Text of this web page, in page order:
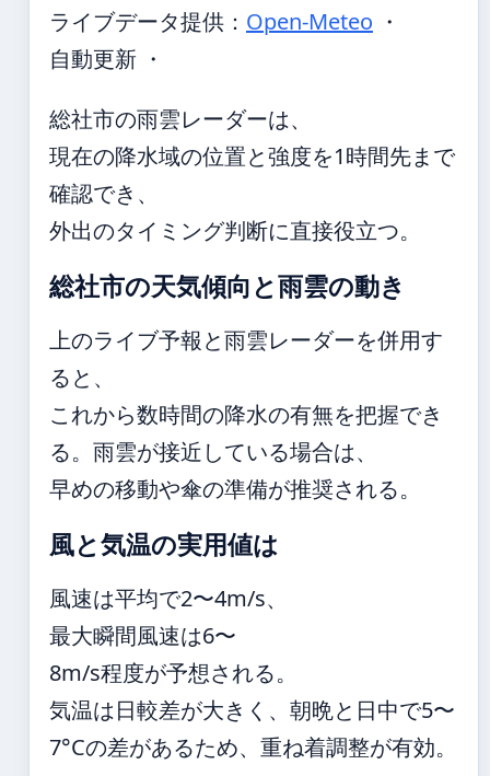
ライブデータ提供： Open-Meteo ・
自動更新 ・
総社市の雨雲レーダーは、
現在の降水域の位置と強度を1時間先まで
確認でき、
外出のタイミング判断に直接役立つ。
総社市の天気傾向と雨雲の動き
上のライブ予報と雨雲レーダーを併用す
ると、
これから数時間の降水の有無を把握でき
る。雨雲が接近している場合は、
早めの移動や傘の準備が推奨される。
風と気温の実用値は
風速は平均で2〜4m/s、
最大瞬間風速は6〜
8m/s程度が予想される。
気温は日較差が大きく、朝晩と日中で5〜
7°Cの差があるため、重ね着調整が有効。